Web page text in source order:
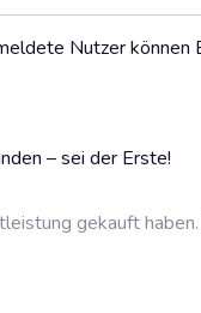
– sei der Erste!
Nutzer
gekauft